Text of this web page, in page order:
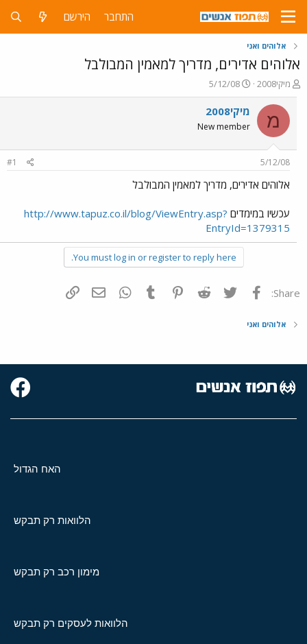
התחבר הירשם
אלוהים ואני
אלוהים אדירים, מדריך למאמין המבולבל
פ
ו
ת
ח
ה
ש
א
מיקי2008
פ
ו
ר
ס
ם
ר
5/12/08
מ מיקי2008
New member
5/12/08
#1
אלוהים אדירים, מדריך למאמין המבולבל
עכשיו במימדים http://www.tapuz.co.il/blog/ViewEntry.asp?
EntryId=1379315
You must log in or register to reply here.
Share: פייסבוק Twitter
Reddit
Pinterest
Tumblr
WhatsAppדואר אלקטרוני
אלוהים ואני
האח הגדול
הלוואות רק תבקש
מימון רכב רק תבקש
הלוואות לעסקים רק תבקש